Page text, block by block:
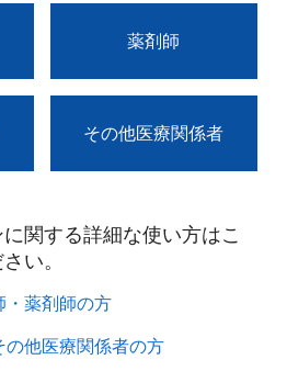
薬剤師
その他医療関係者
関する詳細な使い方はこ
い。​
・薬剤師の方​
の他医療関係者の方​